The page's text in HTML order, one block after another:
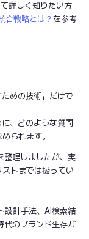
詳しく知りたい方
合戦略とは？ を参考
めの技術」だけで
、どのような質問
られます。
整理しましたが、実
トまでは扱ってい
設計手法、AI検索結
代のブランド生存ガ